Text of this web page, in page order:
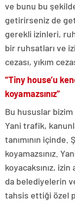
ve bunu bu
getirirseniz de
gerekli izinleri,
bir ruhsatları ve
cezası, yıkım
“Tiny house’u
koyamazsınız”
Bu hususlar bizim
Yani trafik,
tanımının içinde.
koyamazsınız.
koyacaksınız,
da belediyelerin
tahsis ettiği özel